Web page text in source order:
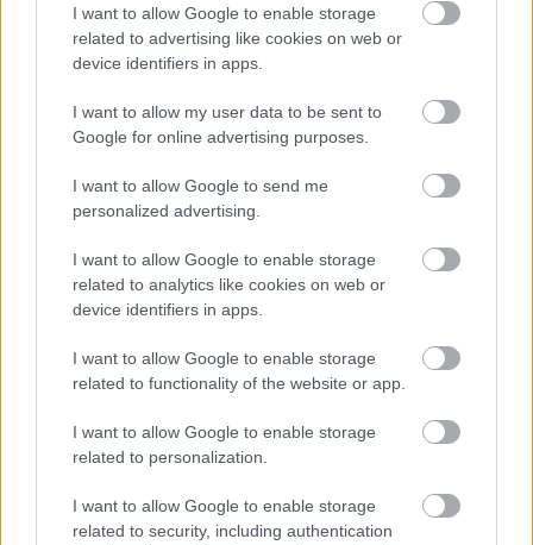
I want to allow Google to enable storage
related to advertising like cookies on web or
device identifiers in apps.
I want to allow my user data to be sent to
Google for online advertising purposes.
I want to allow Google to send me
personalized advertising.
I want to allow Google to enable storage
related to analytics like cookies on web or
device identifiers in apps.
I want to allow Google to enable storage
related to functionality of the website or app.
I want to allow Google to enable storage
related to personalization.
I want to allow Google to enable storage
related to security, including authentication
találkozunk ilyen, a
szabályokat és a
semmibe vevő,
életveszélyesen
Jász-Nagykun-Szolnok
megyében. Most a kamerafelvétel alapján keresik ezt az
audist, aki néhány centi híján gázolta el a gyalogátkelőhelyen
a fiatal férfit.
JNSZ megyei hírek ámokfutó,audi,audis,életveszélyes ,
törvények ,video
Egyéni szállítási mód Szolnokon – az
életveszélyesség határát erősen súrolva